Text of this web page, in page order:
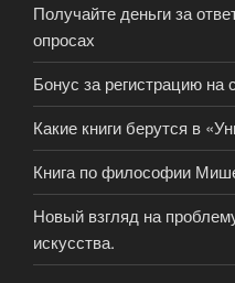
Получайте деньги за
опросах
Бонус за регистрацию на
Какие книги берутся в
Книга по философии
Новый взгляд на
искусства.